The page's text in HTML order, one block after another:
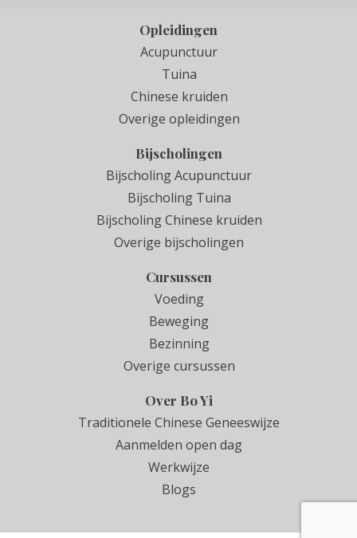
Opleidingen
Acupunctuur
Tuina
Chinese kruiden
Overige opleidingen
Bijscholingen
Bijscholing Acupunctuur
Bijscholing Tuina
Bijscholing Chinese kruiden
Overige bijscholingen
Cursussen
Voeding
Beweging
Bezinning
Overige cursussen
Over Bo Yi
Traditionele Chinese Geneeswijze
Aanmelden open dag
Werkwijze
Blogs